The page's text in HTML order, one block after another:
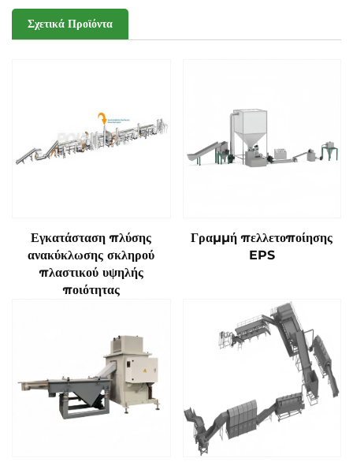
Σχετικά Προϊόντα
Εγκατάσταση πλύσης
ανακύκλωσης σκληρού
πλαστικού υψηλής
ποιότητας
Γραμμή πελλετοποίησης
EPS